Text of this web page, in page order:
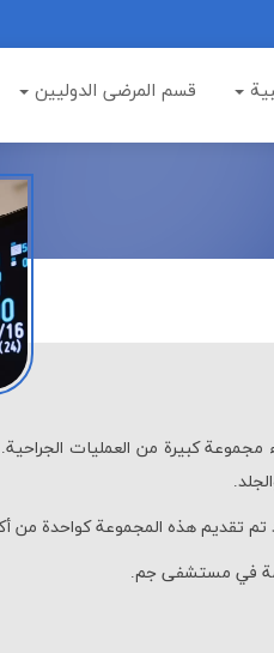
قسم المرضى الدوليين
كبيرة من العمليات
هذه المجموعة كواحدة من أكثر
في مستشفى جم.